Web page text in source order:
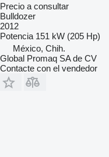
Precio a consultar
Bulldozer
2012
Potencia 151 kW (205 Hp)
México, Chih.
Global Promaq SA de CV
Contacte con el vendedor